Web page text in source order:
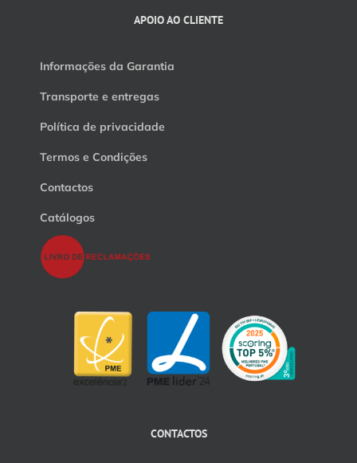
APOIO AO CLIENTE
Informações da Garantia
Transporte e entregas
Política de privacidade
Termos e Condições
Contactos
Catálogos
CONTACTOS